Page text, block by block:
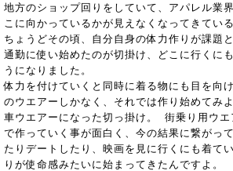
地方のショップ回りをしていて、アパレル業
こに向かっているかが見えなくなってきてい
ちょうどその頃、自分自身の体力作りが課題
通勤に使い始めたのが切掛け、どこに行くに
うになりました。
体力を付けていくと同時に着る物にも目を向
のウエアーしかなく、それでは作り始めてみ
車ウエアーになった切っ掛け。 街乗り用ウエ
で作っていく事が面白く、今の結果に繋がっ
たりデートしたり、映画を見に行くにも着て
りが使命感みたいに始まってきたんですよ。